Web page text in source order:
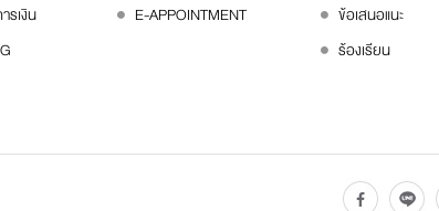
รเงิน
E-APPOINTMENT
ข้อเสนอแนะ
ร้องเรียน